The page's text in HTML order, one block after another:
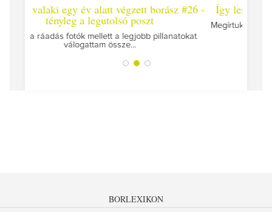
borász #26 -
pillanatokat
Így lesz valaki egy év alatt végzett borász
Megírtuk a modulzáró vizsgákat, már lázasan
az utolsó...
BORLEXIKON